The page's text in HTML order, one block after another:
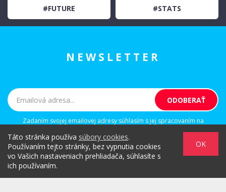
Táto stránka používa súbory cookies.
Používaním tejto stránky, bez vypnutia cookies
vo Vašich nastaveniach prehliadača, súhlasíte s
ich používaním.
OK
#FUTURE #STATS
NEWSLETTER
Zadaním svojej emailovej adresy súhlasím s jej spracovaním na
osobným emailom za účelom informovania o novinkách.